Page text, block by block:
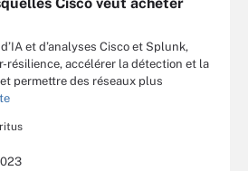
Cisco veut acheter
et d’analyses Cisco et Splunk,
résilience, accélérer la détection et la
permettre des réseaux plus